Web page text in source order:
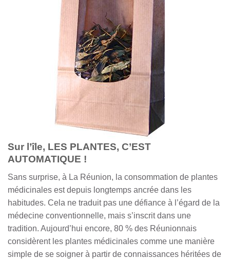
Sur l’île, LES PLANTES, C’EST
AUTOMATIQUE !
Sans surprise, à La Réunion, la consommation de plantes
médicinales est depuis longtemps ancrée dans les
habitudes. Cela ne traduit pas une défiance à l’égard de la
médecine conventionnelle, mais s’inscrit dans une
tradition. Aujourd’hui encore, 80 % des Réunionnais
considèrent les plantes médicinales comme une manière
simple de se soigner à partir de connaissances héritées de